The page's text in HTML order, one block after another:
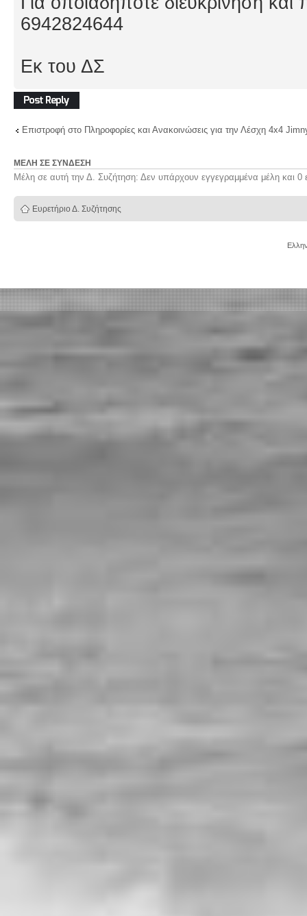
6942824644
Εκ του ΔΣ
Δημιουργία
απάντησης
Επιστροφή στο Πληροφορίες και Ανακοινώσεις για την Λέσχη 4x4
ΜΈΛΗ ΣΕ ΣΎΝΔΕΣΗ
Μέλη σε αυτή την Δ. Συζήτηση: Δεν υπάρχουν εγγεγραμμένα μέλη και 0
Ευρετήριο Δ. Συζήτησης